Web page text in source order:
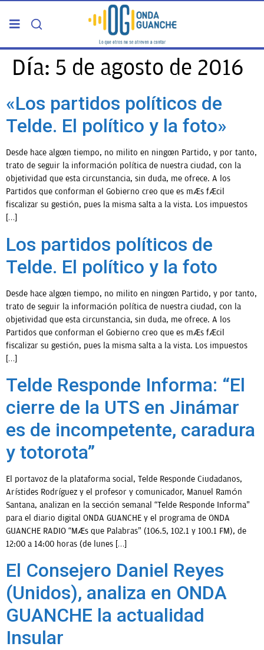
PORTADA
TELDE
GRAN CANARIA
CANARIAS
5ª COLUMNA
ENTREVISTAS
OPINIÓN
PROGRAMAS
Día: 5 de agosto de 2016
«Los partidos políticos de
Telde. El político y la foto»
Desde hace algún tiempo, no milito en ningún Partido, y por tanto,
trato de seguir la información política de nuestra ciudad, con la
objetividad que esta circunstancia, sin duda, me ofrece. A los
Partidos que conforman el Gobierno creo que es más fácil
fiscalizar su gestión, pues la misma salta a la vista. Los impuestos
[…]
Los partidos políticos de
Telde. El político y la foto
Desde hace algún tiempo, no milito en ningún Partido, y por tanto,
trato de seguir la información política de nuestra ciudad, con la
objetividad que esta circunstancia, sin duda, me ofrece. A los
Partidos que conforman el Gobierno creo que es más fácil
fiscalizar su gestión, pues la misma salta a la vista. Los impuestos
[…]
Telde Responde Informa: “El
cierre de la UTS en Jinámar
es de incompetente, caradura
y totorota”
El portavoz de la plataforma social, Telde Responde Ciudadanos,
Arístides Rodríguez y el profesor y comunicador, Manuel Ramón
Santana, analizan en la sección semanal “Telde Responde Informa”
para el diario digital ONDA GUANCHE y el programa de ONDA
GUANCHE RADIO “Más que Palabras” (106.5, 102.1 y 100.1 FM), de
12:00 a 14:00 horas (de lunes […]
El Consejero Daniel Reyes
(Unidos), analiza en ONDA
GUANCHE la actualidad
Insular